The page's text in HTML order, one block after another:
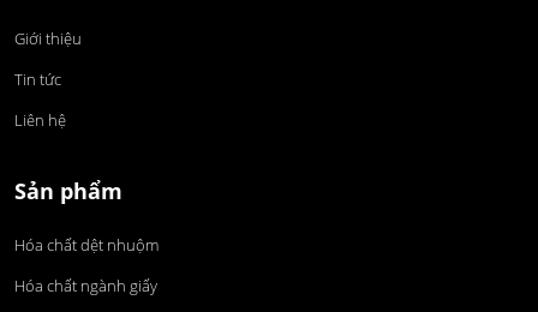
Giới thiệu
Tin tức
Liên hệ
Sản phẩm
Hóa chất dệt nhuộm
Hóa chất ngành giấy